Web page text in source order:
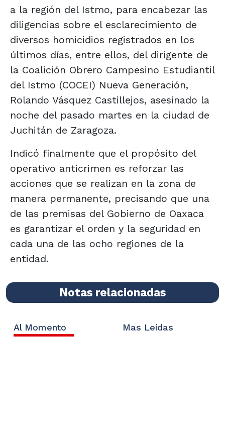
a la región del Istmo, para encabezar las
diligencias sobre el esclarecimiento de
diversos homicidios registrados en los
últimos días, entre ellos, del dirigente de
la Coalición Obrero Campesino Estudiantil
del Istmo (COCEI) Nueva Generación,
Rolando Vásquez Castillejos, asesinado la
noche del pasado martes en la ciudad de
Juchitán de Zaragoza.
Indicó finalmente que el propósito del
operativo anticrimen es reforzar las
acciones que se realizan en la zona de
manera permanente, precisando que una
de las premisas del Gobierno de Oaxaca
es garantizar el orden y la seguridad en
cada una de las ocho regiones de la
entidad.
Notas relacionadas
Al Momento Mas Leídas